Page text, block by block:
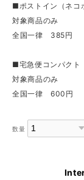
■ポストイン（ネコ
対象商品のみ
全国一律 385円
■宅急便コンパクト
対象商品のみ
全国一律 600円
数量